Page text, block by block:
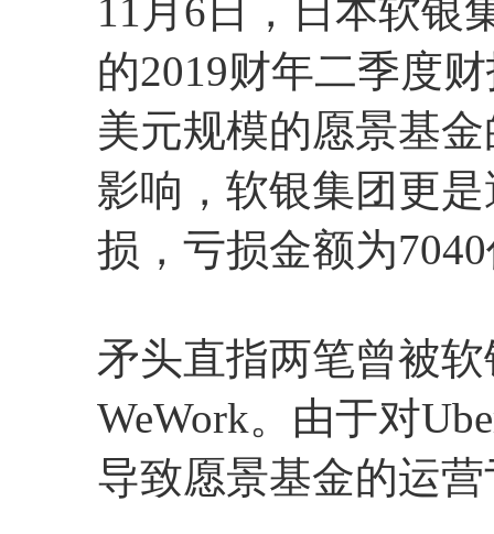
11月6日，日本软银
的2019财年二季度
美元规模的愿景基
影响，软银集团更
损，亏损金额为
矛头直指两笔曾被
WeWork。由于对
导致愿景基金的运